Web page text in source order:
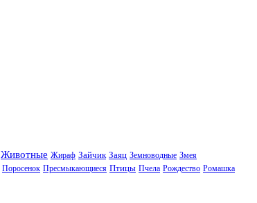
Животные Жираф Зайчик Заяц Земноводные Змея
Поросенок Пресмыкающиеся Птицы Пчела Рождество Ромашка